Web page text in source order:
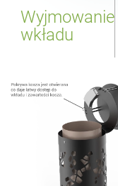
Wyjmowanie
wkładu